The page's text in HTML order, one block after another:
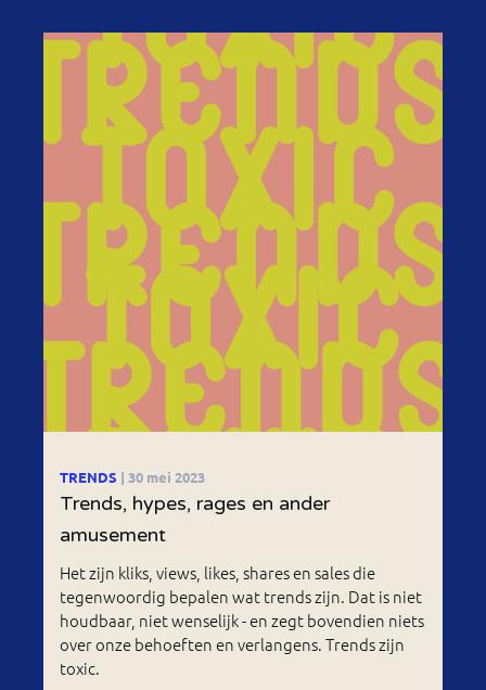
TRENDS | 30 mei 2023
Trends, hypes, rages en ander
amusement
Het zijn kliks, views, likes, shares en sales die
tegenwoordig bepalen wat trends zijn. Dat is niet
houdbaar, niet wenselijk - en zegt bovendien niets
over onze behoeften en verlangens. Trends zijn
toxic.